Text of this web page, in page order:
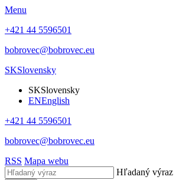
Menu
+421 44 5596501
bobrovec@bobrovec.eu
SKSlovensky
SKSlovensky
ENEnglish
+421 44 5596501
bobrovec@bobrovec.eu
RSS Mapa webu
Hľadaný výraz